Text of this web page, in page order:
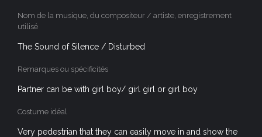
Nom de la musique, du compositeur / artiste, enregistrement
utilisé
The Sound of Silence / Disturbed
Remarques ou spécificités
Partner can be with girl boy/ girl girl or girl boy
Costume idéal
Very pedestrian that they can easily move in and show the